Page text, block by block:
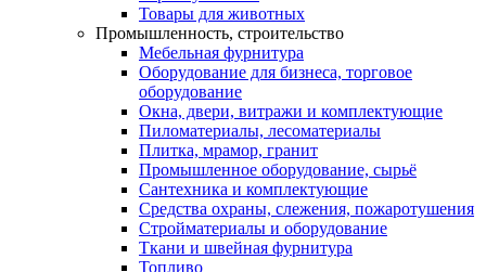
Товары для животных
Промышленность, строительство
Мебельная фурнитура
Оборудование для бизнеса, торговое
оборудование
Окна, двери, витражи и комплектующие
Пиломатериалы, лесоматериалы
Плитка, мрамор, гранит
Промышленное оборудование, сырьё
Сантехника и комплектующие
Средства охраны, слежения, пожаротушения
Стройматериалы и оборудование
Ткани и швейная фурнитура
Топливо